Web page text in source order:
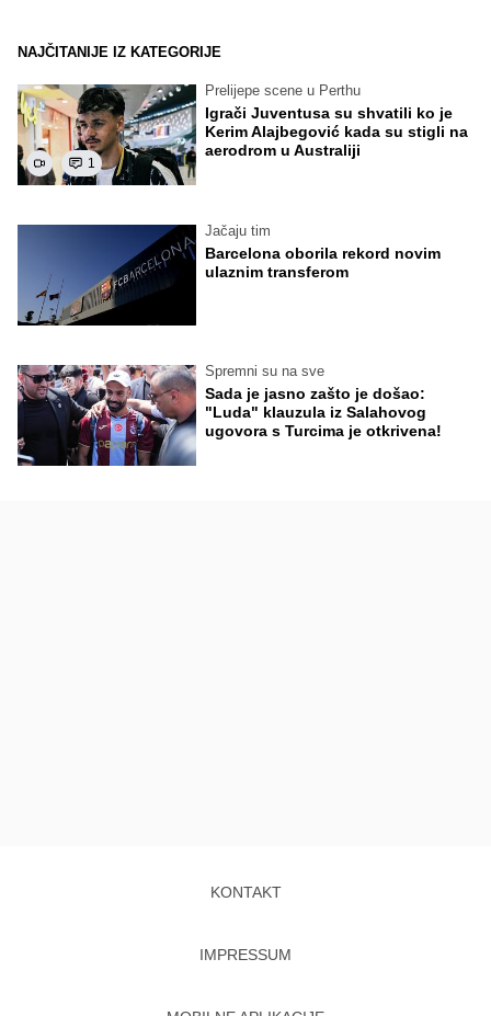
NAJČITANIJE IZ KATEGORIJE
1
Prelijepe scene u Perthu
Igrači Juventusa su shvatili ko je
Kerim Alajbegović kada su stigli na
aerodrom u Australiji
Jačaju tim
Barcelona oborila rekord novim
ulaznim transferom
Spremni su na sve
Sada je jasno zašto je došao:
"Luda" klauzula iz Salahovog
ugovora s Turcima je otkrivena!
KONTAKT
IMPRESSUM